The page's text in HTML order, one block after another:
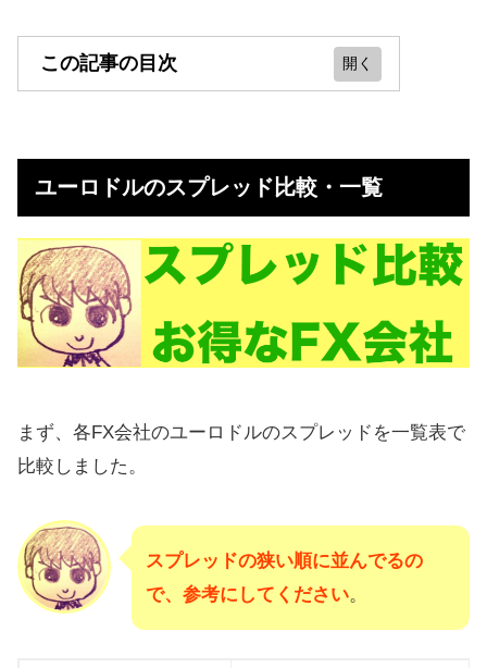
この記事の目次
ぶポイント
【ユーロ/米ドルのスプレッド】おす
すめ業者ランキング
ユーロドルの特徴
ユーロドルの価格推移と今後の見通
ユーロドルのスワップポイント
ユーロドル（EUR/USD）のスプレッ
ユーロドルのスプレッド比較・一覧
まず、各FX会社のユーロドルのスプレッドを一覧表で
比較しました。
スプレッドの狭い順に並んでるの
で、参考にしてください。